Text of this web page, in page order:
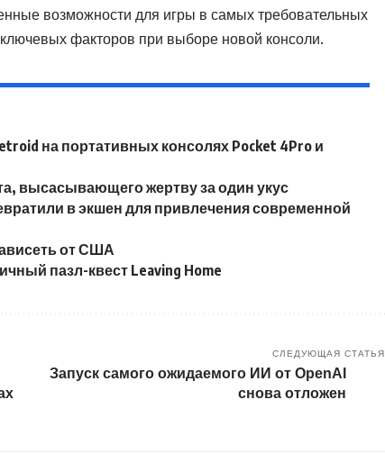
возможности для игры в самых требовательных
факторов при выборе новой консоли.
на портативных консолях Pocket 4Pro и
высасывающего жертву за один укус
в экшен для привлечения современной
от США
пазл-квест Leaving Home
СЛЕДУЮЩАЯ СТАТЬЯ
Запуск самого ожидаемого ИИ от OpenAI
снова отложен